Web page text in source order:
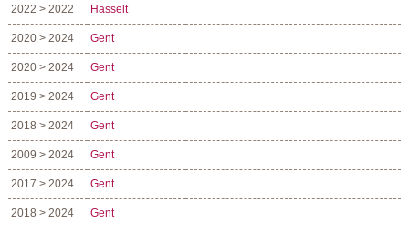
2022 > 2022 Hasselt
2020 > 2024 Gent
2020 > 2024 Gent
2019 > 2024 Gent
2018 > 2024 Gent
2009 > 2024 Gent
2017 > 2024 Gent
2018 > 2024 Gent